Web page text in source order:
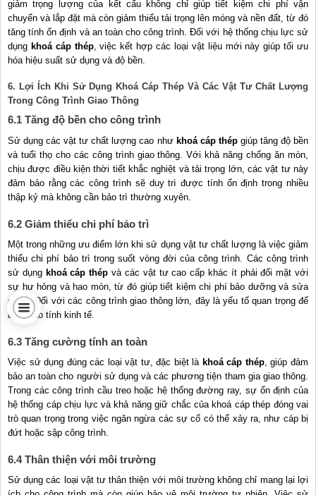
giảm trọng lượng của kết cấu không chỉ giúp tiết kiệm chi phí vận
chuyển và lắp đặt mà còn giảm thiểu tải trọng lên móng và nền đất, từ đó
tăng tính ổn định và an toàn cho công trình. Đối với hệ thống chịu lực sử
dụng khoá cáp thép, việc kết hợp các loại vật liệu mới này giúp tối ưu
hóa hiệu suất sử dụng và độ bền.
6. Lợi Ích Khi Sử Dụng Khoá Cáp Thép Và Các Vật Tư Chất Lượng
Trong Công Trình Giao Thông
6.1 Tăng độ bền cho công trình
Sử dụng các vật tư chất lượng cao như khoá cáp thépgiúp tăng độ bền
và tuổi thọ cho các công trình giao thông. Với khả năng chống ăn mòn,
chịu được điều kiện thời tiết khắc nghiệt và tải trọng lớn, các vật tư này
đảm bảo rằng các công trình sẽ duy trì được tính ổn định trong nhiều
thập kỷ mà không cần bảo trì thường xuyên.
6.2 Giảm thiểu chi phí bảo trì
Một trong những ưu điểm lớn khi sử dụng vật tư chất lượng là việc giảm
thiểu chi phí bảo trì trong suốt vòng đời của công trình. Các công trình
sử dụng khoá cáp thép và các vật tư cao cấp khác ít phải đối mặt với
sự hư hỏng và hao mòn, từ đó giúp tiết kiệm chi phí bảo dưỡng và sửa
chữa. Đối với các công trình giao thông lớn, đây là yếu tố quan trọng để
đảm bảo tính kinh tế.
6.3 Tăng cường tính an toàn
Việc sử dụng đúng các loại vật tư, đặc biệt là khoá cáp thép, giúp đảm
bảo an toàn cho người sử dụng và các phương tiện tham gia giao thông.
Trong các công trình cầu treo hoặc hệ thống đường ray, sự ổn định của
hệ thống cáp chịu lực và khả năng giữ chắc của khoá cáp thép đóng vai
trò quan trọng trong việc ngăn ngừa các sự cố có thể xảy ra, như cáp bị
đứt hoặc sập công trình.
6.4 Thân thiện với môi trường
Sử dụng các loại vật tư thân thiện với môi trường không chỉ mang lại lợi